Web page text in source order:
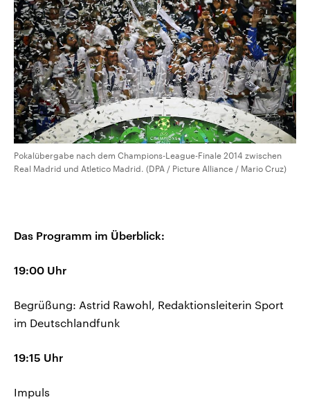
Pokalübergabe nach dem Champions-League-Finale 2014 zwischen
Real Madrid und Atletico Madrid. (DPA / Picture Alliance / Mario Cruz)
Das Programm im Überblick:
19:00 Uhr
Begrüßung: Astrid Rawohl, Redaktionsleiterin Sport
im Deutschlandfunk
19:15 Uhr
Impuls